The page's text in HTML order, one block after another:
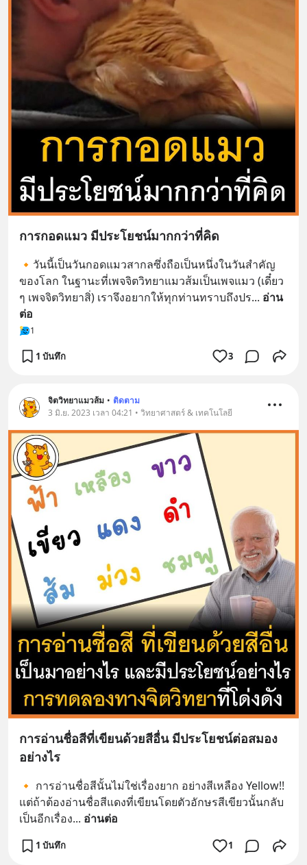
การกอดแมว มีประโยชน์มากกว่าที่คิด
🔸วันนี้เป็นวันกอดแมวสากลซึ่งถือเป็นหนึ่งในวันสำคัญ
ของโลก ในฐานะที่เพจจิตวิทยาแมวส้มเป็นเพจแมว (เดี๋ยว
ๆ เพจจิตวิทยาสิ่) เราจึงอยากให้ทุกท่านทราบถึงปร... อ่าน
ต่อ
1
1 บันทึก 3
จิตวิทยาแมวส้ม • ติดตาม
3 มิ.ย. 2023 เวลา 04:21 • วิทยาศาสตร์ & เทคโนโลยี
การอ่านชื่อสีที่เขียนด้วยสีอื่น มีประโยชน์ต่อสมอง
อย่างไร
🔸 การอ่านชื่อสีนั้นไม่ใช่เรื่องยาก อย่างสีเหลือง Yellow!!
แต่ถ้าต้องอ่านชื่อสีแดงที่เขียนโดยตัวอักษรสีเขียวนั้นกลับ
เป็นอีกเรื่อง... อ่านต่อ
1 บันทึก 1